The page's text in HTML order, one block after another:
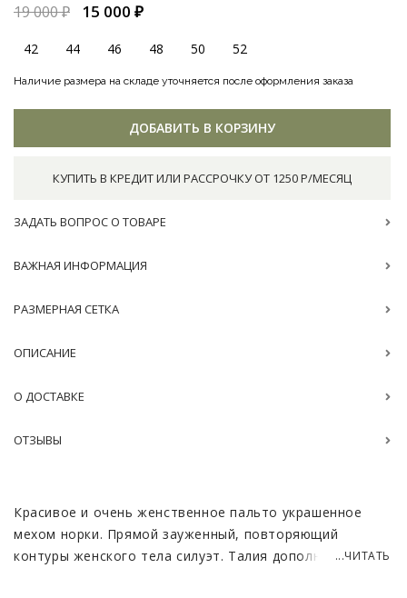
19 000 ₽
15 000 ₽
42 44 46 48 50 52
Наличие размера на складе уточняется после оформления заказа
ДОБАВИТЬ В КОРЗИНУ
КУПИТЬ В КРЕДИТ ИЛИ РАССРОЧКУ ОТ 1250 Р/МЕСЯЦ
ЗАДАТЬ ВОПРОС О ТОВАРЕ
ВАЖНАЯ ИНФОРМАЦИЯ
РАЗМЕРНАЯ СЕТКА
ОПИСАНИЕ
О ДОСТАВКЕ
ОТЗЫВЫ
Красивое и очень женственное пальто украшенное
мехом норки. Прямой зауженный, повторяющий
контуры женского тела силуэт. Талия дополнительно
...ЧИТАТЬ